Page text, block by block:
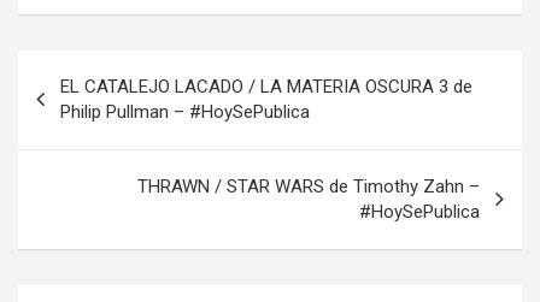
de
entradas
EL CATALEJO LACADO / LA MATERIA OSCURA 3 de
Philip Pullman – #HoySePublica
THRAWN / STAR WARS de Timothy Zahn –
#HoySePublica